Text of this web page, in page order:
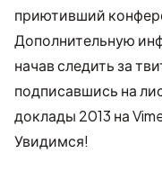
приютивший
Дополнительную
начав следить за
подписавшись на
доклады 2013 на
Увидимся!